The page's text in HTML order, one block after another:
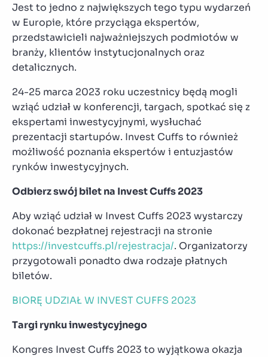
Jest to jedno z największych tego typu wydarzeń
w Europie, które przyciąga ekspertów,
przedstawicieli najważniejszych podmiotów w
branży, klientów instytucjonalnych oraz
detalicznych.
24-25 marca 2023 roku uczestnicy będą mogli
wziąć udział w konferencji, targach, spotkać się z
ekspertami inwestycyjnymi, wysłuchać
prezentacji startupów. Invest Cuffs to również
możliwość poznania ekspertów i entuzjastów
rynków inwestycyjnych.
Odbierz swój bilet na Invest Cuffs 2023
Aby wziąć udział w Invest Cuffs 2023 wystarczy
dokonać bezpłatnej rejestracji na stronie
https://investcuffs.pl/rejestracja/. Organizatorzy
przygotowali ponadto dwa rodzaje płatnych
biletów.
BIORĘ UDZIAŁ W INVEST CUFFS 2023
Targi rynku inwestycyjnego
Kongres Invest Cuffs 2023 to wyjątkowa okazja